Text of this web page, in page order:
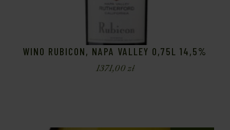
WINO RUBICON, NAPA VALLEY 0,75L 14,5%
1371,00zł